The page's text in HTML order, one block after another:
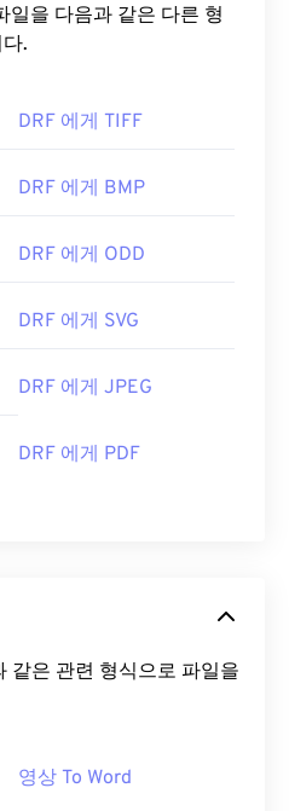
.
DRF 에게 TIFF
DRF 에게 BMP
DRF 에게 ODD
DRF 에게 SVG
DRF 에게 JPEG
DRF 에게 PDF
같은 관련 형식으로 파일을
영상 To Word